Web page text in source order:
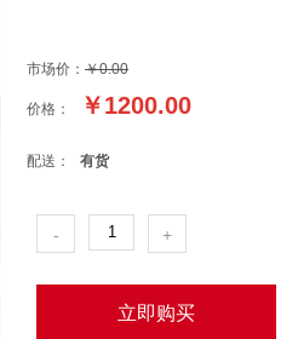
市场价： ￥0.00
价格： ￥1200.00
配送： 有货
- +
立即购买